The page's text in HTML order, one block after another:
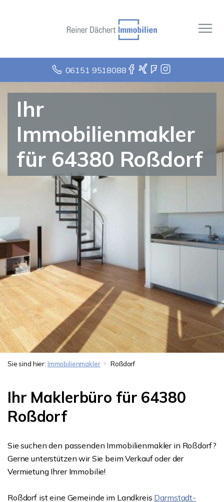
06151 9518088
Ihr
Immobilienmakler
für 64380 Roßdorf
Sie sind hier: Immobilienmakler Roßdorf
Ihr Maklerbüro für 64380
Roßdorf
Sie suchen den passenden Immobilienmakler in Roßdorf?
Gerne unterstützen wir Sie beim Verkauf oder der
Vermietung Ihrer Immobilie!
Roßdorf ist eine Gemeinde im Landkreis Darmstadt-